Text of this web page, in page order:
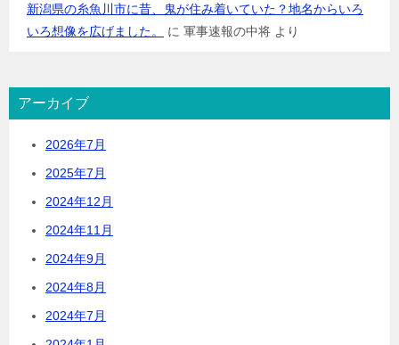
新潟県の糸魚川市に昔、鬼が住み着いていた？地名からいろ
いろ想像を広げました。
に 軍事速報の中将 より
アーカイブ
2026年7月
2025年7月
2024年12月
2024年11月
2024年9月
2024年8月
2024年7月